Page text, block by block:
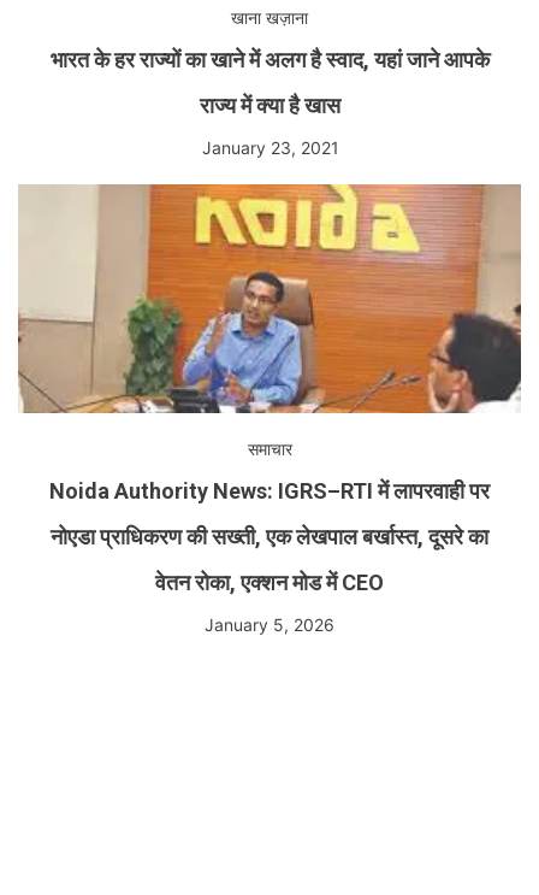
खाना खज़ाना
भारत के हर राज्यों का खाने में अलग है स्वाद, यहां जाने आपके
राज्य में क्या है खास
January 23, 2021
समाचार
Noida Authority News: IGRS–RTI में लापरवाही पर
नोएडा प्राधिकरण की सख्ती, एक लेखपाल बर्खास्त, दूसरे का
वेतन रोका, एक्शन मोड में CEO
January 5, 2026